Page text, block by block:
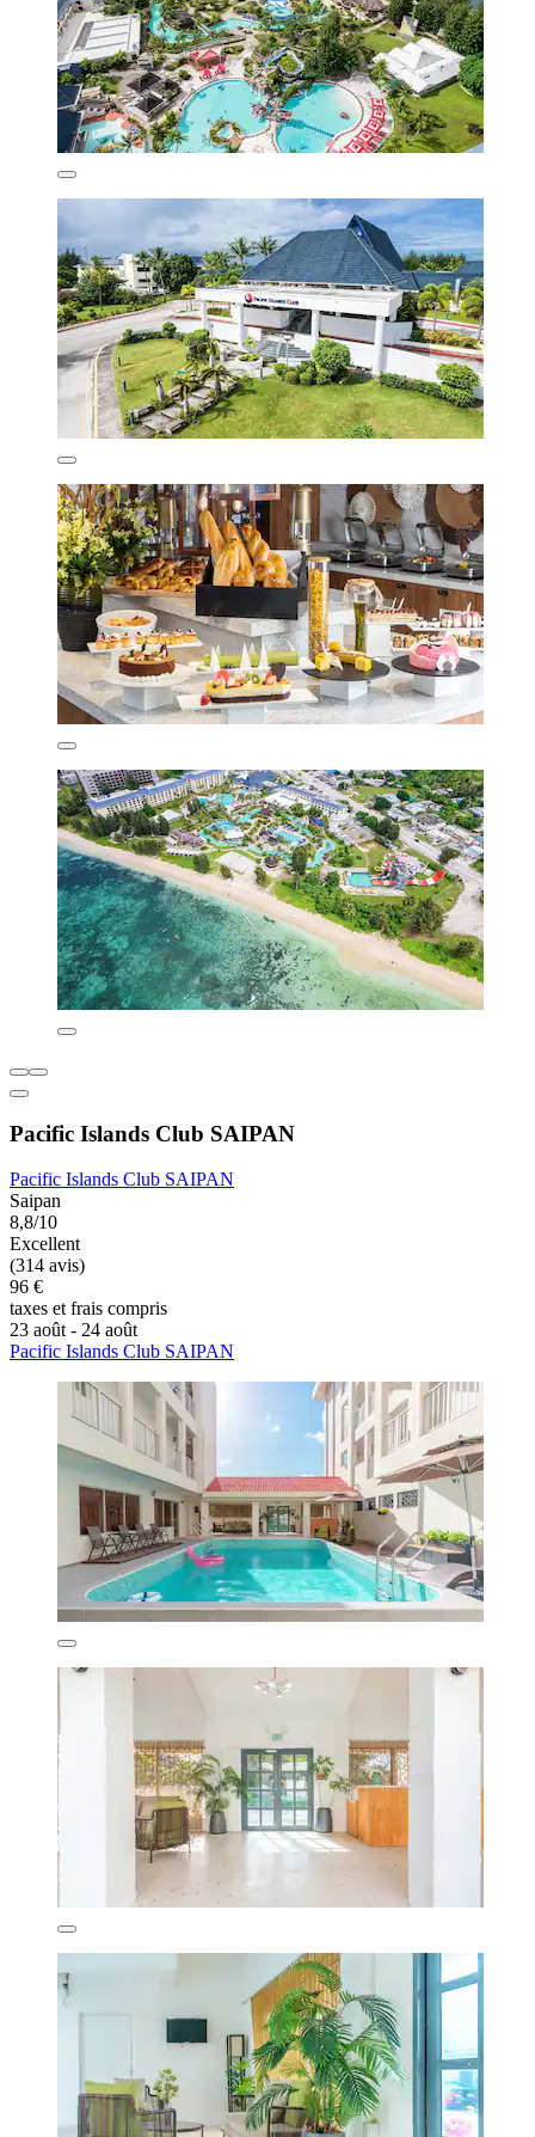
Pacific Islands Club SAIPAN
Pacific Islands Club SAIPAN
Saipan
8,8/10
Excellent
(314 avis)
96 €
taxes et frais compris
23 août - 24 août
Pacific Islands Club SAIPAN